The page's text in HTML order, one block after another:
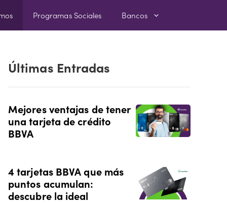
Programas Sociales Bancos
Últimas Entradas
Mejores ventajas de tener
una tarjeta de crédito
BBVA
4 tarjetas BBVA que más
puntos acumulan:
descubre la ideal